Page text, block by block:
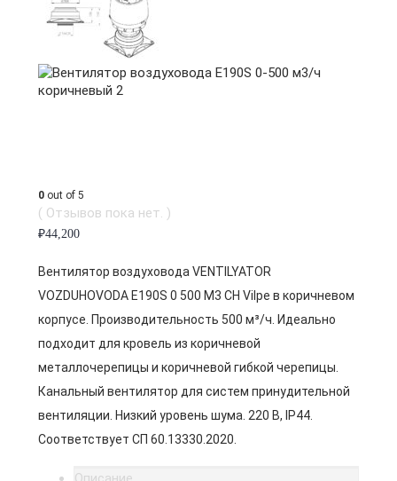
0 out of 5
( Отзывов пока нет. )
₽44,200
Вентилятор воздуховода VENTILYATOR
VOZDUHOVODA E190S 0 500 M3 CH Vilpe в коричневом
корпусе. Производительность 500 м³/ч. Идеально
подходит для кровель из коричневой
металлочерепицы и коричневой гибкой черепицы.
Канальный вентилятор для систем принудительной
вентиляции. Низкий уровень шума. 220 В, IP44.
Соответствует СП 60.13330.2020.